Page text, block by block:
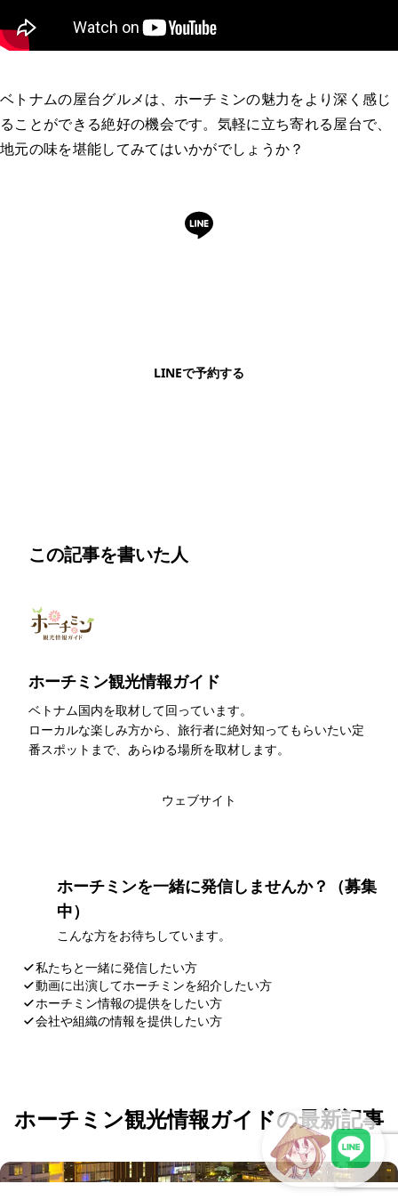
ベトナムの屋台グルメは、ホーチミンの魅力をより深く感じ
ることができる絶好の機会です。気軽に立ち寄れる屋台で、
地元の味を堪能してみてはいかがでしょうか？
LINEで予約する
この記事を書いた人
ホーチミン観光情報ガイド
ベトナム国内を取材して回っています。
ローカルな楽しみ方から、旅行者に絶対知ってもらいたい定
番スポットまで、あらゆる場所を取材します。
ウェブサイト
ホーチミンを一緒に発信しませんか？（募集
中）
こんな方をお待ちしています。
私たちと一緒に発信したい方
動画に出演してホーチミンを紹介したい方
ホーチミン情報の提供をしたい方
会社や組織の情報を提供したい方
ホーチミン観光情報ガイドの最新記事